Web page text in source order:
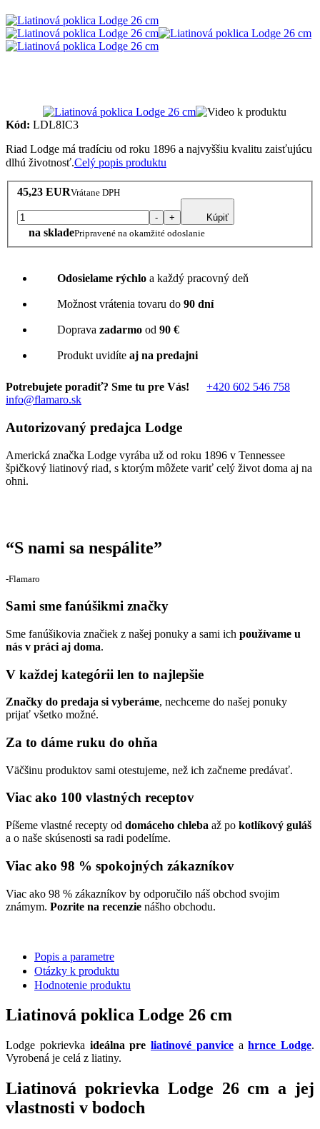
Kód: LDL8IC3
Riad Lodge má tradíciu od roku 1896 a najvyššiu kvalitu zaisťujúcu
dlhú životnosť.Celý popis produktu
45,23 EURVrátane DPH
- + Kúpiť
na skladePripravené na okamžité odoslanie
Odosielame rýchlo a každý pracovný deň
Možnost vrátenia tovaru do 90 dní
Doprava zadarmo od 90 €
Produkt uvidíte aj na predajni
Potrebujete poradiť? Sme tu pre Vás!
+420 602 546 758
info@flamaro.sk
Autorizovaný predajca Lodge
Americká značka Lodge vyrába už od roku 1896 v Tennessee
špičkový liatinový riad, s ktorým môžete variť celý život doma aj na
ohni.
“S nami sa nespálite”
‐Flamaro
Sami sme fanúšikmi značky
Sme fanúšikovia značiek z našej ponuky a sami ich používame u
nás v práci aj doma.
V každej kategórii len to najlepšie
Značky do predaja si vyberáme, nechceme do našej ponuky
prijať všetko možné.
Za to dáme ruku do ohňa
Väčšinu produktov sami otestujeme, než ich začneme predávať.
Viac ako 100 vlastných receptov
Píšeme vlastné recepty od domáceho chleba až po kotlíkový guláš
a o naše skúsenosti sa radi podelíme.
Viac ako 98 % spokojných zákazníkov
Viac ako 98 % zákazníkov by odporučilo náš obchod svojim
známym. Pozrite na recenzie nášho obchodu.
Popis a parametre
Otázky k produktu
Hodnotenie produktu
Liatinová poklica Lodge 26 cm
Lodge pokrievka ideálna pre liatinové panviceahrnce Lodge.
Vyrobená je celá z liatiny.
Liatinová pokrievka Lodge 26 cm a jej
vlastnosti v bodoch